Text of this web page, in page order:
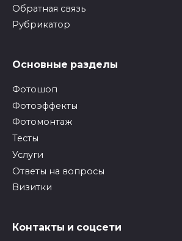
Обратная связь
Рубрикатор
Основные разделы
Фотошоп
Фотоэффекты
Фотомонтаж
Тесты
Услуги
Ответы на вопросы
Визитки
Контакты и соцсети